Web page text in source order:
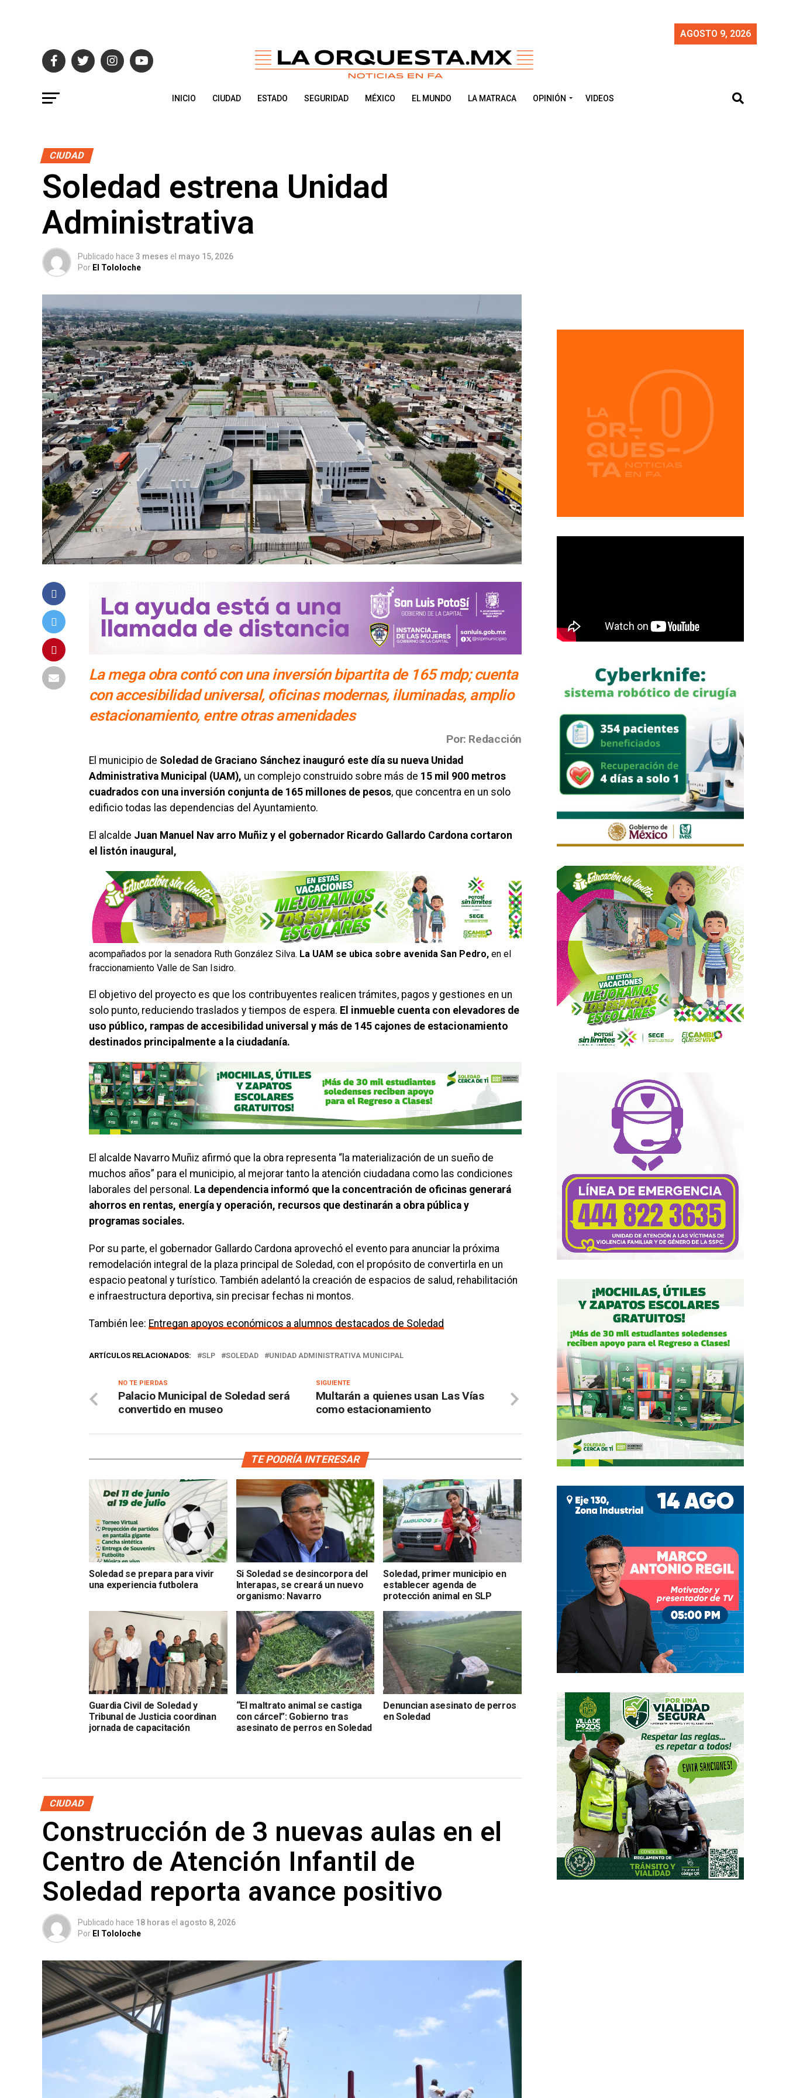
AGOSTO 9, 2026
INICIO CIUDAD ESTADO SEGURIDAD MÉXICO EL MUNDO LA MATRACA OPINIÓN VIDEOS
CIUDAD
Soledad estrena Unidad
Administrativa
Publicado hace 3 meses el mayo 15, 2026
Por El Tololoche
La mega obra contó con una inversión bipartita de 165 mdp; cuenta
con accesibilidad universal, oficinas modernas, iluminadas, amplio
estacionamiento, entre otras amenidades
Por: Redacción
El municipio de Soledad de Graciano Sánchez inauguró este día su nueva Unidad
Administrativa Municipal (UAM), un complejo construido sobre más de 15 mil 900 metros
cuadrados con una inversión conjunta de 165 millones de pesos, que concentra en un solo
edificio todas las dependencias del Ayuntamiento.
El alcalde Juan Manuel Nav arro Muñiz y el gobernador Ricardo Gallardo Cardona cortaron
el listón inaugural,
acompañados por la senadora Ruth González Silva. La UAM se ubica sobre avenida San Pedro, en el
fraccionamiento Valle de San Isidro.
El objetivo del proyecto es que los contribuyentes realicen trámites, pagos y gestiones en un
solo punto, reduciendo traslados y tiempos de espera. El inmueble cuenta con elevadores de
uso público, rampas de accesibilidad universal y más de 145 cajones de estacionamiento
destinados principalmente a la ciudadanía.
El alcalde Navarro Muñiz afirmó que la obra representa “la materialización de un sueño de
muchos años” para el municipio, al mejorar tanto la atención ciudadana como las condiciones
laborales del personal. La dependencia informó que la concentración de oficinas generará
ahorros en rentas, energía y operación, recursos que destinarán a obra pública y
programas sociales.
Por su parte, el gobernador Gallardo Cardona aprovechó el evento para anunciar la próxima
remodelación integral de la plaza principal de Soledad, con el propósito de convertirla en un
espacio peatonal y turístico. También adelantó la creación de espacios de salud, rehabilitación
e infraestructura deportiva, sin precisar fechas ni montos.
También lee: Entregan apoyos económicos a alumnos destacados de Soledad
ARTÍCULOS RELACIONADOS: SLP SOLEDAD UNIDAD ADMINISTRATIVA MUNICIPAL
SIGUIENTE
Multarán a quienes usan Las Vías
como estacionamiento
NO TE PIERDAS
Palacio Municipal de Soledad será
convertido en museo
TE PODRÍA INTERESAR
Soledad se prepara para vivir
una experiencia futbolera
Si Soledad se desincorpora del
Interapas, se creará un nuevo
organismo: Navarro
Soledad, primer municipio en
establecer agenda de
protección animal en SLP
Guardia Civil de Soledad y
Tribunal de Justicia coordinan
jornada de capacitación
“El maltrato animal se castiga
con cárcel”: Gobierno tras
asesinato de perros en Soledad
Denuncian asesinato de perros
en Soledad
CIUDAD
Construcción de 3 nuevas aulas en el
Centro de Atención Infantil de
Soledad reporta avance positivo
Publicado hace 18 horas el agosto 8, 2026
Por El Tololoche